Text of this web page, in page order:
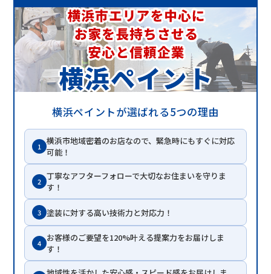
横浜ペイントが選ばれる5つの理由
1 横浜市地域密着のお店なので、緊急時にもすぐに対応
可能！
2 丁寧なアフターフォローで大切なお住まいを守りま
す！
3 塗装に対する高い技術力と対応力！
4
お客様のご要望を120%叶える提案力をお届けしま
す！